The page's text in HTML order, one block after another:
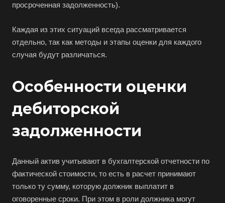
просроченная задолженность).
Каждая из этих ситуаций всегда рассматривается
отдельно, так как методы и этапы оценки для каждого
случая будут различаться.
Особенности оценки
дебиторской
задолженности
Данный актив учитывают в бухгалтерской отчетности по
фактической стоимости, то есть в расчет принимают
только ту сумму, которую должник выплатит в
оговоренные сроки. При этом в роли должника могут